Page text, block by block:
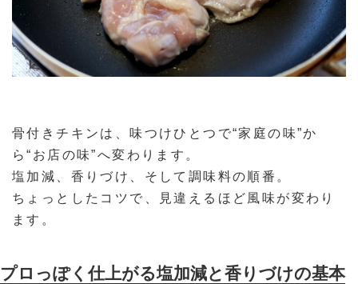
骨付きチキンは、味つけひとつで“家庭の味”か
ら“お店の味”へ変わります。
塩加減、香りづけ、そして調味料の順番。
ちょっとしたコツで、見違えるほど風味が変わり
ます。
プロっぽく仕上がる塩加減と香りづけの基本